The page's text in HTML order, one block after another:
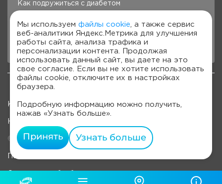
Как подружиться с диабетом
Готовим с Сателлит
Стань лучше с Сателлит
Карта сайта
Наверх
© 2022-2026, OOO «Компания "ЭЛТА"»
Политика обработки персональных данных
Мы используем файлы cookie , а также сервис
веб-аналитики Яндекс.Метрика для улучшения
работы сайта, анализа трафика и
персонализации контента. Продолжая
использовать данный сайт, вы даете на это
свое согласие. Если вы не хотите использовать
файлы cookie, отключите их в настройках
браузера.
Подробную информацию можно получить,
нажав «Узнать больше».
Принять Узнать больше